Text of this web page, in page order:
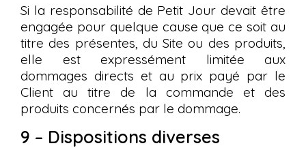
Si la responsabilité de Petit Jour devait être
engagée pour quelque cause que ce soit au
titre des présentes, du Site ou des produits,
elle est expressément limitée aux
dommages directs et au prix payé par le
Client au titre de la commande et des
produits concernés par le dommage.
9 – Dispositions diverses